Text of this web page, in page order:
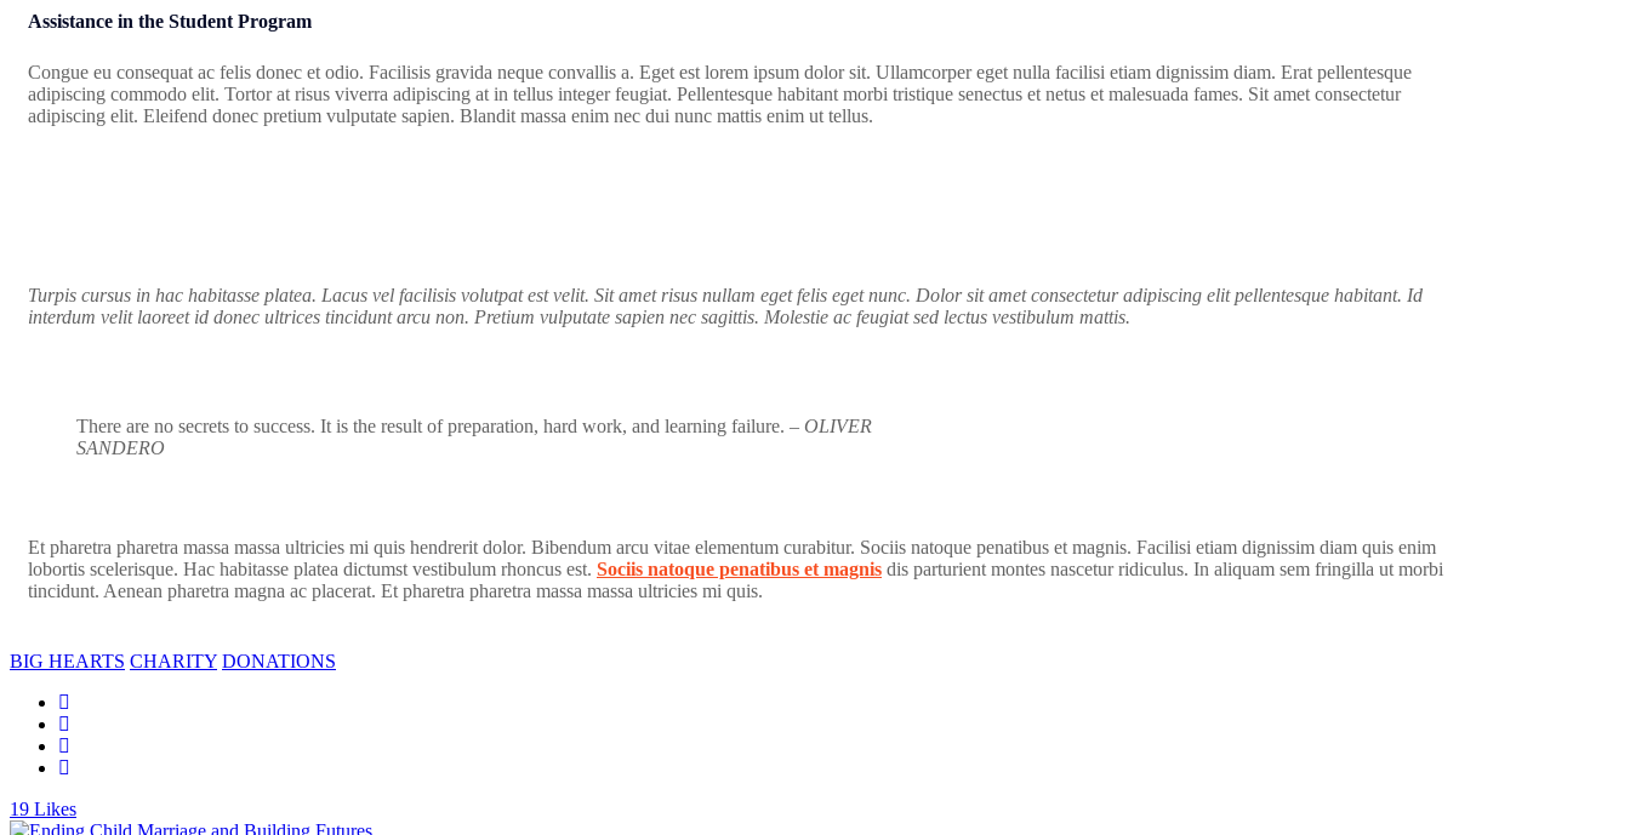
Assistance in the Student Program
Congue eu consequat ac felis donec et odio. Facilisis gravida neque convallis a. Eget est lorem ipsum dolor sit. Ullamcorper eget nulla facilisi etiam dignissim diam. Erat pellentesque
adipiscing commodo elit. Tortor at risus viverra adipiscing at in tellus integer feugiat. Pellentesque habitant morbi tristique senectus et netus et malesuada fames. Sit amet consectetur
adipiscing elit. Eleifend donec pretium vulputate sapien. Blandit massa enim nec dui nunc mattis enim ut tellus.
Turpis cursus in hac habitasse platea. Lacus vel facilisis volutpat est velit. Sit amet risus nullam eget felis eget nunc. Dolor sit amet consectetur adipiscing elit pellentesque habitant. Id
interdum velit laoreet id donec ultrices tincidunt arcu non. Pretium vulputate sapien nec sagittis. Molestie ac feugiat sed lectus vestibulum mattis.
There are no secrets to success. It is the result of preparation, hard work, and learning failure. – OLIVER
SANDERO
Et pharetra pharetra massa massa ultricies mi quis hendrerit dolor. Bibendum arcu vitae elementum curabitur. Sociis natoque penatibus et magnis. Facilisi etiam dignissim diam quis enim
lobortis scelerisque. Hac habitasse platea dictumst vestibulum rhoncus est. Sociis natoque penatibus et magnis dis parturient montes nascetur ridiculus. In aliquam sem fringilla ut morbi
tincidunt. Aenean pharetra magna ac placerat. Et pharetra pharetra massa massa ultricies mi quis.
BIG HEARTS CHARITY DONATIONS
19 Likes